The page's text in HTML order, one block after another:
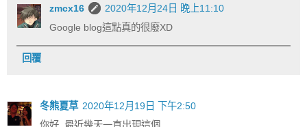
zmcx16
2020年12月24日 晚上11:10
Google blog這點真的很廢XD
回覆
冬熊夏草 2020年12月19日 下午2:50